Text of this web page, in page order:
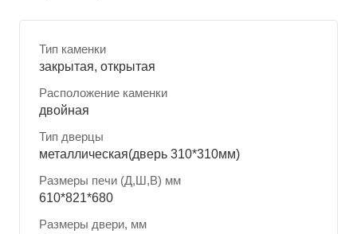
Тип каменки
закрытая, открытая
Расположение каменки
двойная
Тип дверцы
металлическая(дверь 310*310мм)
Размеры печи (Д,Ш,В) мм
610*821*680
Размеры двери, мм